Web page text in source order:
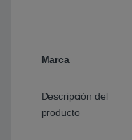
Marca
Descripción del
producto